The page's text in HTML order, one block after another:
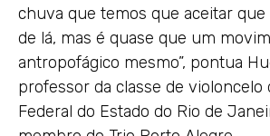
chuva que temos que aceitar que
de lá, mas é quase que um
antropofágico mesmo”, pontua
professor da classe de violoncelo
Federal do Estado do Rio de